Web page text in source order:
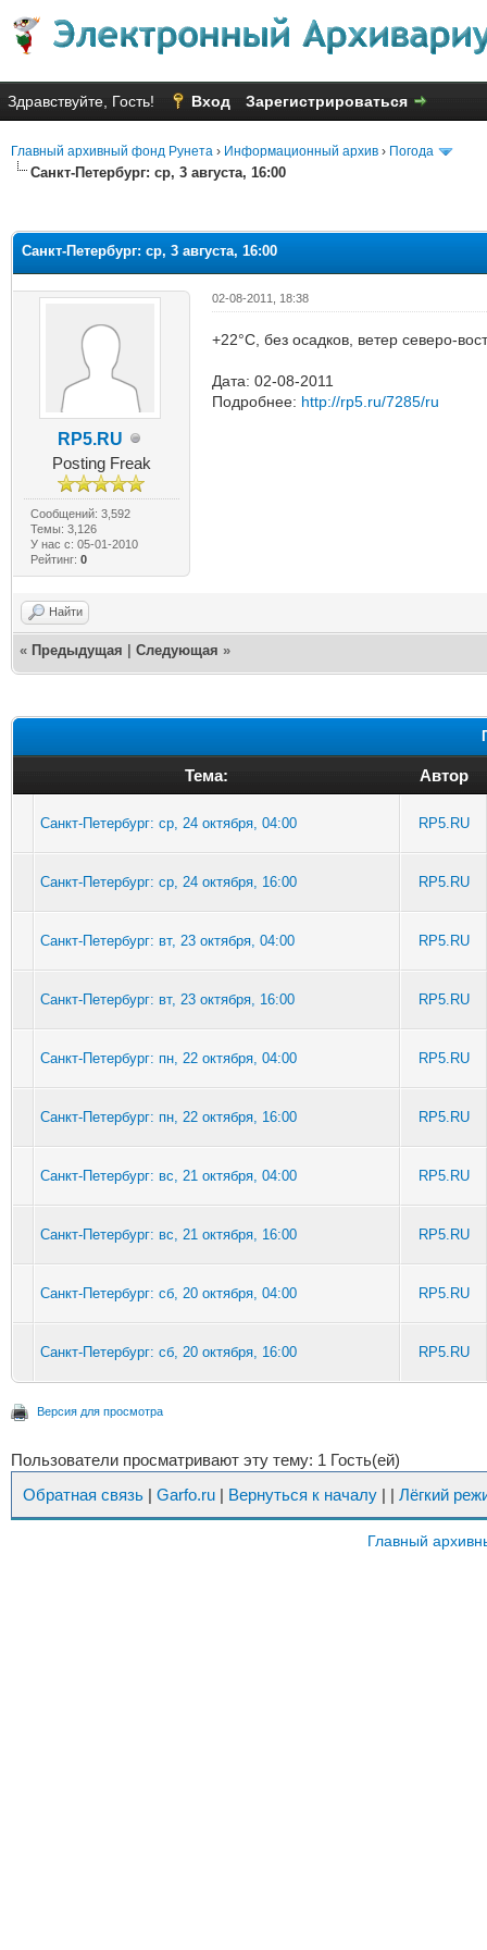
Здравствуйте, Гость! Вход Зарегистрироваться
Главный архивный фонд Рунета › Информационный архив › Погода
Санкт-Петербург: ср, 3 августа, 16:00
Санкт-Петербург: ср, 3 августа, 16:00
RP5.RU
Posting Freak
Сообщений: 3,592
Темы: 3,126
У нас с: 05-01-2010
Рейтинг: 0
02-08-2011, 18:38
+22°C, без осадков, ветер северо-
Дата: 02-08-2011
Подробнее: http://rp5.ru/7285/ru
Найти
« Предыдущая Следующая »
Тема: Автор
Санкт-Петербург: ср, 24 октября, 04:00 RP5.RU
Санкт-Петербург: ср, 24 октября, 16:00 RP5.RU
Санкт-Петербург: вт, 23 октября, 04:00 RP5.RU
Санкт-Петербург: вт, 23 октября, 16:00 RP5.RU
Санкт-Петербург: пн, 22 октября, 04:00 RP5.RU
Санкт-Петербург: пн, 22 октября, 16:00 RP5.RU
Санкт-Петербург: вс, 21 октября, 04:00 RP5.RU
Санкт-Петербург: вс, 21 октября, 16:00 RP5.RU
Санкт-Петербург: сб, 20 октября, 04:00 RP5.RU
Санкт-Петербург: сб, 20 октября, 16:00 RP5.RU
Версия для просмотра
Пользователи просматривают эту тему: 1 Гость(ей)
Обратная связь | Garfo.ru | Вернуться к началу | | Лёгкий
Главный